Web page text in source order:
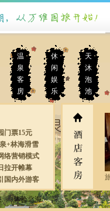
温
泉
客
房
休
闲
娱
乐
天
沐
泡
池
门票15元
+林海滑雪
络营销模式
拉开帷幕
国内外游客
>>体验北海